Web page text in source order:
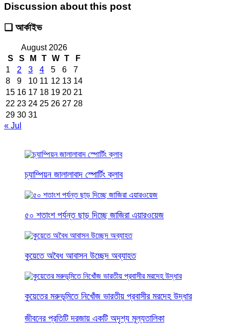
Discussion about this post
❑ আর্কাইভ
August 2026
S
S M T W T
F
1
2 3 4 5 6
7
8
9 10 11 12 13 14
15 16 17 18 19 20 21
22 23 24 25 26 27 28
29 30 31
« Jul
চ্যাম্পিয়ন জালালাবাদ স্পোর্টিং ক্লাব
৫০ শতাংশ পর্যন্ত ছাড় দিচ্ছে জাজিরা এয়ারওয়েজ
কুয়েতে অবৈধ আবাসন উচ্ছেদ অব্যাহত
কুয়েতের মরুভূমিতে নিখোঁজ ভারতীয় প্রবাসীর মরদেহ উদ্ধার
জীবনের প্রতিটি দরজায় একটি অদৃশ্য মূল্যতালিকা